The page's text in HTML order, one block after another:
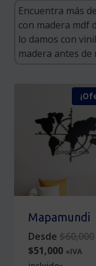
Mapamundi
Desde $60,000
$51,000Current
«IVA